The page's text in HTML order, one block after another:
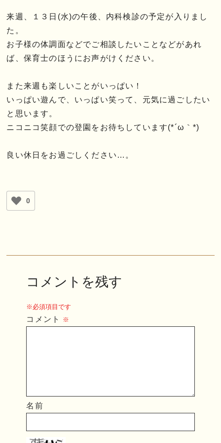
来週、１３日(水)の午後、内科検診の予定が入りまし
た。
お子様の体調面などでご相談したいことなどがあれ
ば、保育士のほうにお声がけください。
また来週も楽しいことがいっぱい！
いっぱい遊んで、いっぱい笑って、元気に過ごしたい
と思います。
ニコニコ笑顔での登園をお待ちしています(*´ω｀*)
良い休日をお過ごしください…。
0
コメントを残す
※必須項目です
コメント ※
名前